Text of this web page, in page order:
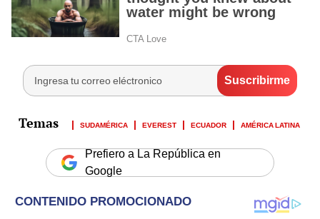
SUDAMÉRICA EVEREST ECUADOR AMÉRICA LATINA
Prefiero a La República en
Google